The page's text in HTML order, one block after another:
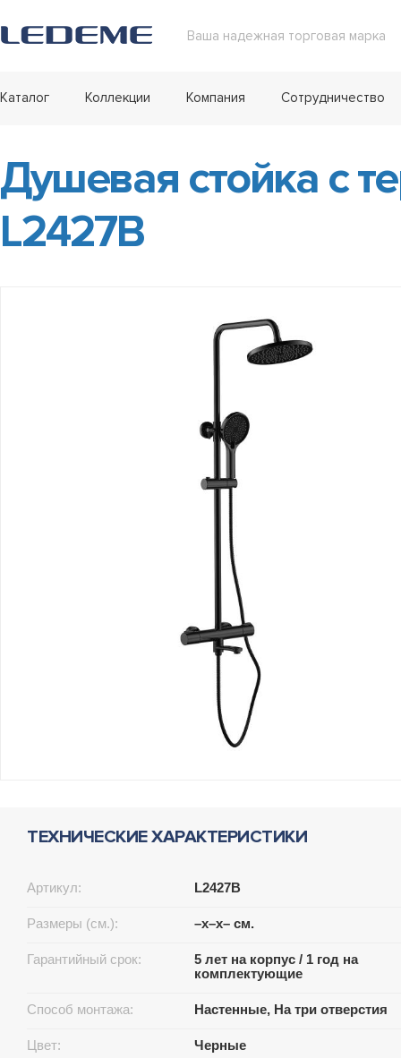
Ваша надежная торговая марка
Каталог Коллекции Компания Сотрудничество
Душевая стойка с
L2427B
ТЕХНИЧЕСКИЕ ХАРАКТЕРИСТИКИ
Артикул: L2427B
Размеры (см.): –x–x– см.
Гарантийный срок:
5 лет на корпус / 1 год на
комплектующие
Способ монтажа: Настенные, На три отверстия
Цвет: Черные